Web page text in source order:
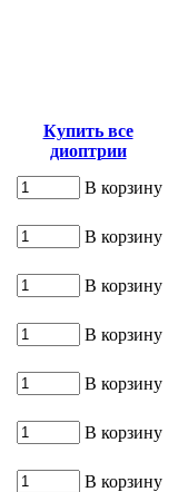
Купить все
диоптрии
В корзину
В корзину
В корзину
В корзину
В корзину
В корзину
В корзину